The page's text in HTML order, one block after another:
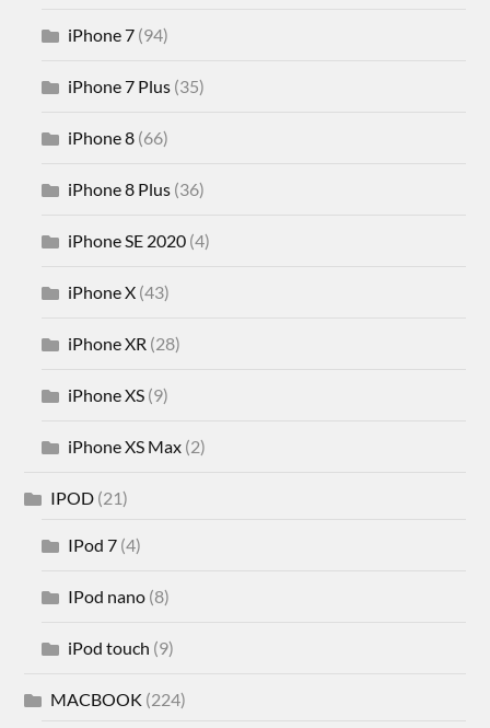
iPhone 7 (94)
iPhone 7 Plus (35)
iPhone 8 (66)
iPhone 8 Plus (36)
iPhone SE 2020 (4)
iPhone X (43)
iPhone XR (28)
iPhone XS (9)
iPhone XS Max (2)
IPOD (21)
IPod 7 (4)
IPod nano (8)
iPod touch (9)
MACBOOK (224)